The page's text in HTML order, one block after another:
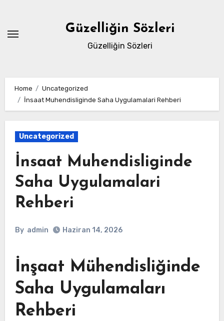
content
Güzelliğin Sözleri
Güzelliğin Sözleri
Home
Uncategorized
İnsaat Muhendisliginde Saha Uygulamalari Rehberi
Uncategorized
İnsaat Muhendisliginde
Saha Uygulamalari
Rehberi
By admin Haziran 14, 2026
İnşaat Mühendisliğinde
Saha Uygulamaları
Rehberi